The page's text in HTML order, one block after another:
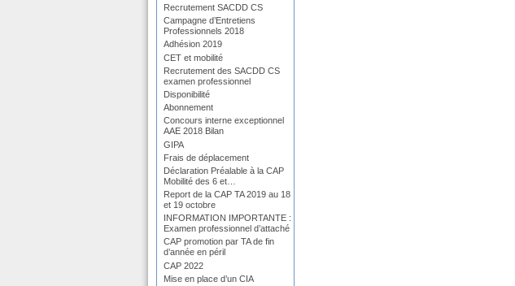
Recrutement SACDD CS
Campagne d’Entretiens
Professionnels 2018
Adhésion 2019
CET et mobilité
Recrutement des SACDD CS
examen professionnel
Disponibilité
Abonnement
Concours interne exceptionnel
AAE 2018 Bilan
GIPA
Frais de déplacement
Déclaration Préalable à la CAP
Mobilité des 6 et…
Report de la CAP TA 2019 au 18
et 19 octobre
INFORMATION IMPORTANTE :
Examen professionnel d’attaché
CAP promotion par TA de fin
d’année en péril
CAP 2022
Mise en place d’un CIA